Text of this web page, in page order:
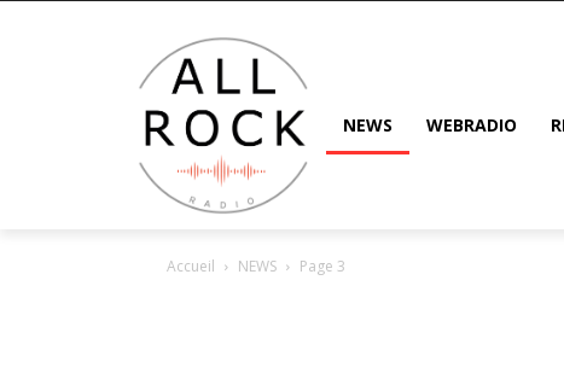
NEWS WEBRADIO
Accueil NEWS Page 3